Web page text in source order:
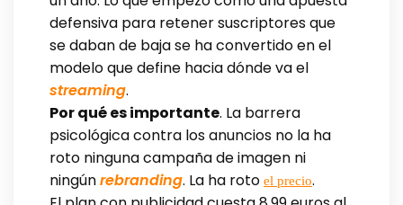
defensiva para retener suscriptores que
se daban de baja se ha convertido en el
modelo que define hacia dónde va el
streaming.
Por qué es importante. La barrera
psicológica contra los anuncios no la ha
roto ninguna campaña de imagen ni
ningúnrebranding. La ha roto el precio.